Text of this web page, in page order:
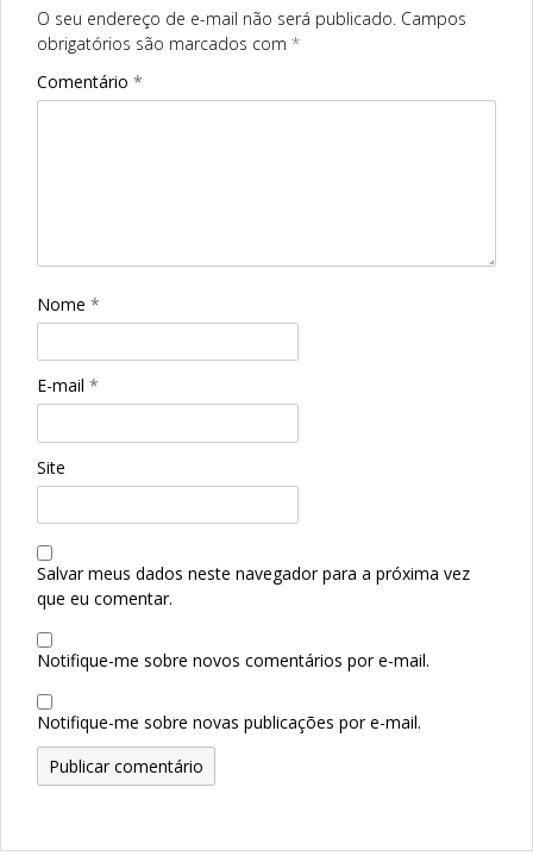
O seu endereço de e-mail não será publicado. Campos
obrigatórios são marcados com *
Comentário *
Nome *
E-mail *
Site
Salvar meus dados neste navegador para a próxima vez
que eu comentar.
Notifique-me sobre novos comentários por e-mail.
Notifique-me sobre novas publicações por e-mail.